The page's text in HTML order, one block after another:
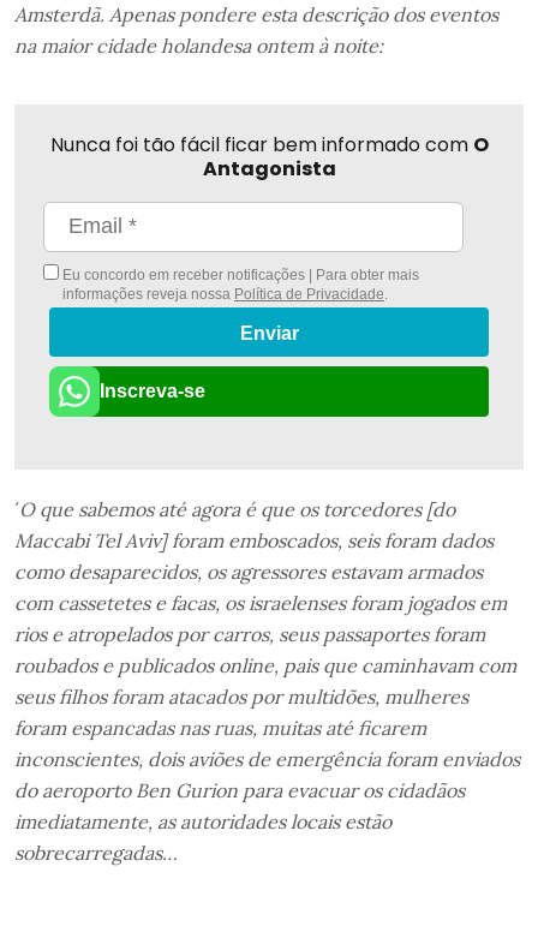
Amsterdã. Apenas pondere esta descrição dos eventos
na maior cidade holandesa ontem à noite:
Nunca foi tão fácil ficar bem informado com O
Antagonista
Eu concordo em receber notificações | Para obter mais
informações reveja nossa Política de Privacidade
Enviar
Inscreva-se
´O que sabemos até agora é que os torcedores [do
Maccabi Tel Aviv] foram emboscados, seis foram dados
como desaparecidos, os agressores estavam armados
com cassetetes e facas, os israelenses foram jogados em
rios e atropelados por carros, seus passaportes foram
roubados e publicados online, pais que caminhavam com
seus filhos foram atacados por multidões, mulheres
foram espancadas nas ruas, muitas até ficarem
inconscientes, dois aviões de emergência foram enviados
do aeroporto Ben Gurion para evacuar os cidadãos
imediatamente, as autoridades locais estão
sobrecarregadas…